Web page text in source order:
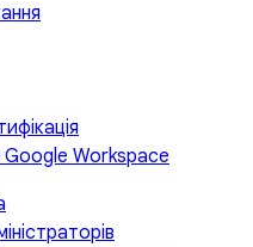
Workspace